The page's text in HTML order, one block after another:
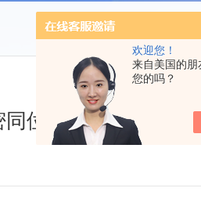
欢迎您！
来自美国的朋
您的吗？
位素测量的革命性